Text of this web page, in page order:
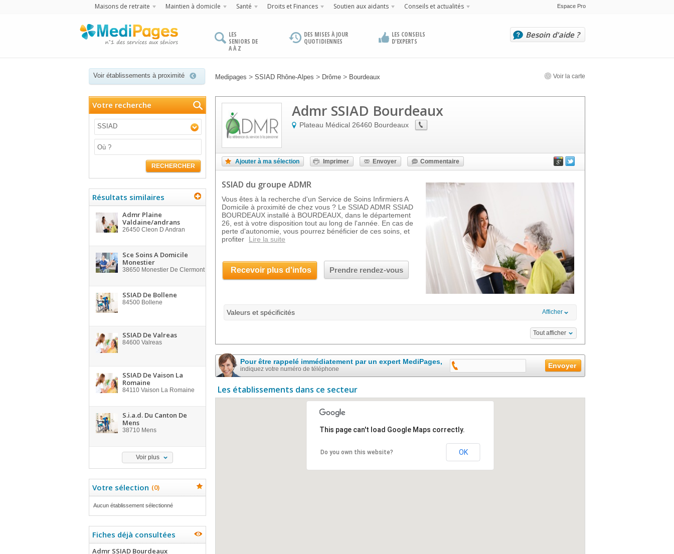
Maisons de retraite Maintien à domicile Santé Droits et Finances Soutien aux aidants Conseils et actualités Espace Pro
LES
SENIORS DE
A À Z
DES MISES À JOUR
QUOTIDIENNES
LES CONSEILS
D'EXPERTS
Besoin d'aide ?
Voir établissements à proximité Medipages > SSIAD Rhône-Alpes > Drôme > Bourdeaux Voir la carte
Votre recherche
SSIAD
RECHERCHER
Résultats similaires
Admr Plaine
Valdaine/andrans
26450 Cleon D Andran
Sce Soins A Domicile
Monestier
38650 Monestier De Clermont
SSIAD De Bollene
84500 Bollene
SSIAD De Valreas
84600 Valreas
SSIAD De Vaison La
Romaine
84110 Vaison La Romaine
S.i.a.d. Du Canton De
Mens
38710 Mens
Voir plus
Votre sélection (0)
Aucun établissement sélectionné
Fiches déjà consultées
Admr SSIAD Bourdeaux
Admr SSIAD Bourdeaux
Plateau Médical 26460 Bourdeaux
Ajouter à ma sélection Imprimer Envoyer Commentaire
SSIAD du groupe ADMR
Vous êtes à la recherche d'un Service de Soins Infirmiers A
Domicile à proximité de chez vous ? Le SSIAD ADMR SSIAD
BOURDEAUX installé à BOURDEAUX, dans le département
26, est à votre disposition tout au long de l'année. En cas de
perte d'autonomie, vous pourrez bénéficier de ces soins, et
profiter
Lire la suite
Recevoir plus d'infos Prendre rendez-vous
Valeurs et spécificités Afficher
Tout afficher
Pour être rappelé immédiatement par un expert MediPages,
indiquez votre numéro de téléphone
Les établissements dans ce secteur
This page can't load Google Maps correctly.
Do you own this website? OK